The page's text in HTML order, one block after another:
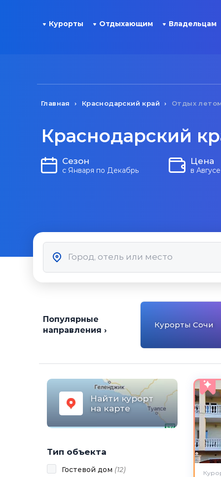
Курорты Отдыхающим Владельцам
Главная Краснодарский край Отдых
Краснодарский
Сезон
с Января по Декабрь
Цена
в Авгусе
Популярные
направления ›
Курорты Сочи
Найти курорт
на карте
Тип объекта
Гостевой дом (12)